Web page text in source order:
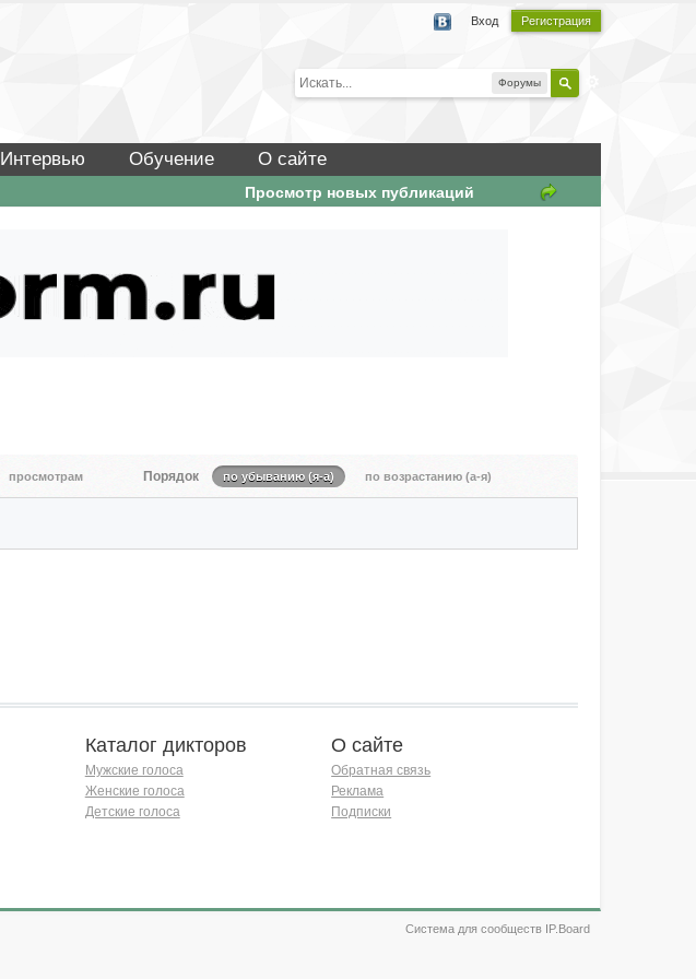
Вход Регистрация
Форумы
Интервью Обучение О сайте
Просмотр новых публикаций
просмотрам Порядок по убыванию (я-а) по возрастанию (а-я)
Каталог дикторов
Мужские голоса
Женские голоса
Детские голоса
О сайте
Обратная связь
Реклама
Подписки
Система для сообществ IP.Board